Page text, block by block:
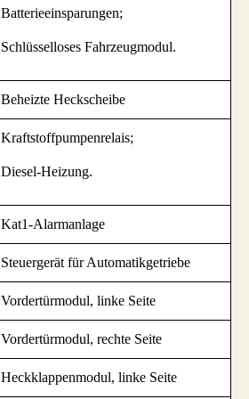
Batterieeinsparungen;
Schlüsselloses Fahrzeugmodul.
Beheizte Heckscheibe
Kraftstoffpumpenrelais;
Diesel-Heizung.
Kat1-Alarmanlage
Steuergerät für Automatikgetriebe
Vordertürmodul, linke Seite
Vordertürmodul, rechte Seite
Heckklappenmodul, linke Seite